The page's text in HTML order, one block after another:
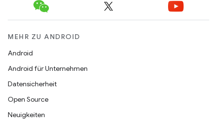
MEHR ZU ANDROID
Android
Android für Unternehmen
Datensicherheit
Open Source
Neuigkeiten